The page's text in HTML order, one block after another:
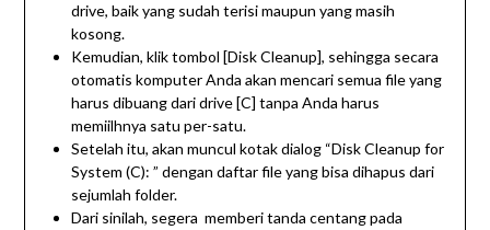
drive, baik yang sudah terisi maupun yang masih
kosong.
Kemudian, klik tombol [Disk Cleanup], sehingga secara
otomatis komputer Anda akan mencari semua file yang
harus dibuang dari drive [C] tanpa Anda harus
memiilhnya satu per-satu.
Setelah itu, akan muncul kotak dialog “Disk Cleanup for
System (C): ” dengan daftar file yang bisa dihapus dari
sejumlah folder.
Dari sinilah, segera memberi tanda centang pada